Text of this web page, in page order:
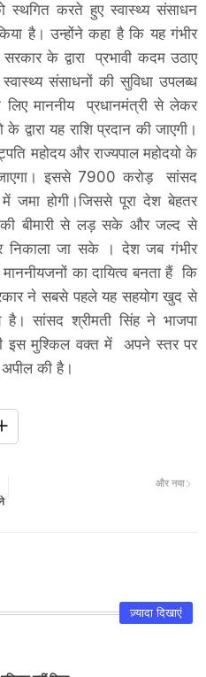
करते हुए स्वास्थ्य संसाधन
है। उन्होंने कहा है कि यह गंभीर
के द्वारा प्रभावी कदम उठाए
संसाधनों की सुविधा उपलब्ध
माननीय प्रधानमंत्री से लेकर
यह राशि प्रदान की जाएगी।
महोदय और राज्यपाल महोदयो के
इससे 7900 करोड़ सांसद
जमा होगी।जिससे पूरा देश बेहतर
की बीमारी से लड़ सके और जल्द से
निकाला जा सके । देश जब गंभीर
का दायित्व बनता हैं कि
ने सबसे पहले यह सहयोग खुद से
सांसद श्रीमती सिंह ने भाजपा
इस मुश्किल वक्त में अपने स्तर पर
की है।
और नया
ज़्यादा दिखाएं